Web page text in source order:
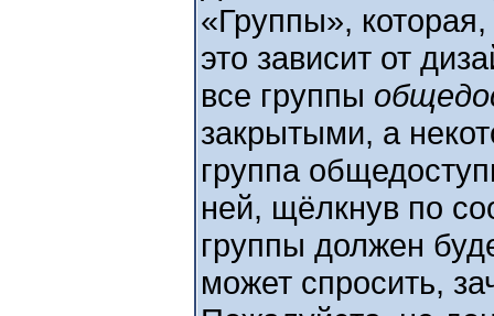
«Группы»,
это зависит от
все группы
закрытыми, а
группа
ней, щёлкнув по
группы должен
может спросить,